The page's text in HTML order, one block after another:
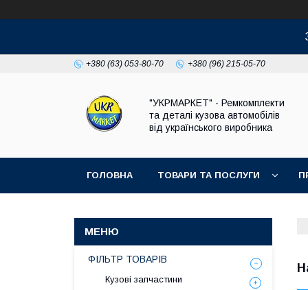
+380 (63) 053-80-70 +380 (96) 215-05-70
"УКРМАРКЕТ" - Ремкомплекти
та деталі кузова автомобілів
від українського виробника
ГОЛОВНА ТОВАРИ ТА ПОСЛУГИ
ФІЛЬТР ТОВАРІВ
Кузові запчастини